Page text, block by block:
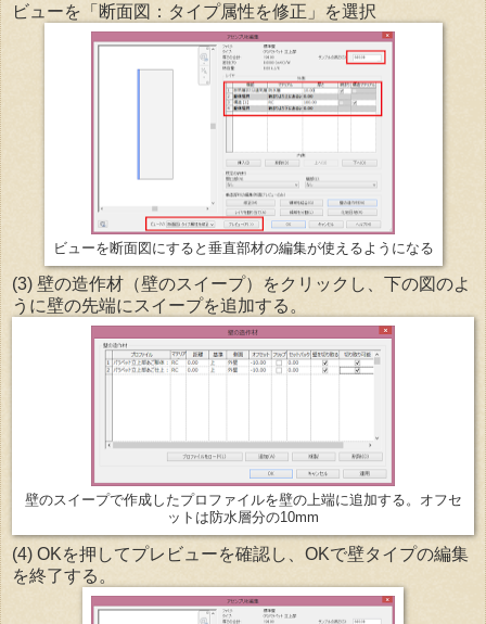
ビューを「断面図：タイプ属性を修正」を選択
ビューを断面図にすると垂直部材の編集が使えるようになる
(3) 壁の造作材（壁のスイープ）をクリックし、下の図のよ
うに壁の先端にスイープを追加する。
壁のスイープで作成したプロファイルを壁の上端に追加する。オフセ
ットは防水層分の10mm
(4) OKを押してプレビューを確認し、OKで壁タイプの編集
を終了する。